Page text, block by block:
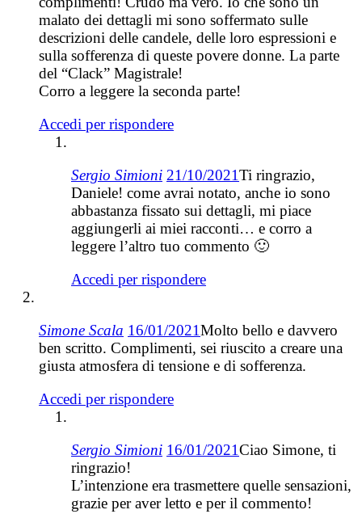
malato dei dettagli mi sono soffermato sulle
descrizioni delle candele, delle loro espressioni e
sulla sofferenza di queste povere donne. La parte
del “Clack” Magistrale!
Corro a leggere la seconda parte!
Accedi per rispondere
Sergio Simioni 21/10/2021Ti ringrazio,
Daniele! come avrai notato, anche io sono
abbastanza fissato sui dettagli, mi piace
aggiungerli ai miei racconti… e corro a
leggere l’altro tuo commento 🙂
Accedi per rispondere
Simone Scala 16/01/2021Molto bello e davvero
ben scritto. Complimenti, sei riuscito a creare una
giusta atmosfera di tensione e di sofferenza.
Accedi per rispondere
Sergio Simioni 16/01/2021Ciao Simone, ti
ringrazio!
L’intenzione era trasmettere quelle sensazioni,
grazie per aver letto e per il commento!